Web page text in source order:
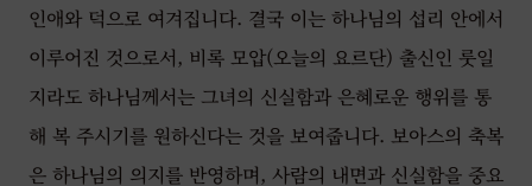
인애와 덕으로 여겨집니다. 결국 이는 하나님의 섭리 안에서
이루어진 것으로서, 비록 모압(오늘의 요르단) 출신인 룻일
지라도 하나님께서는 그녀의 신실함과 은혜로운 행위를 통
해 복 주시기를 원하신다는 것을 보여줍니다. 보아스의 축복
은 하나님의 의지를 반영하며, 사람의 내면과 신실함을 중요